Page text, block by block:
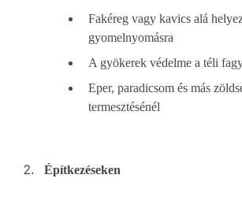
Fakéreg vagy kavics alá
gyomelnyomásra
A gyökerek védelme a téli
Eper, paradicsom és más
termesztésénél
Építkezéseken